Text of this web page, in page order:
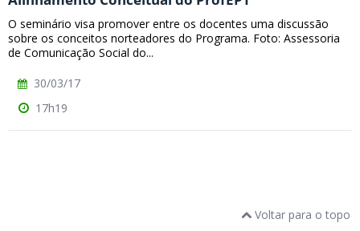
O seminário visa promover entre os docentes uma discussão
sobre os conceitos norteadores do Programa. Foto: Assessoria
de Comunicação Social do...
30/03/17
17h19
Voltar para o topo